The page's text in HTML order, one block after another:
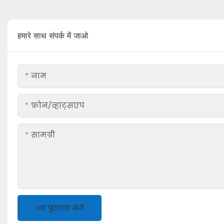
हमारे साथ संपर्क में जाओ
नाम
फ़ोन/व्हाट्सएप
सामग्री
अब पूछताछ भेजें